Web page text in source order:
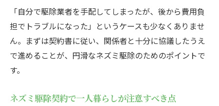
「自分で駆除業者を手配してしまったが、後から費用負
担でトラブルになった」というケースも少なくありませ
ん。まずは契約書に従い、関係者と十分に協議したうえ
で進めることが、円滑なネズミ駆除のためのポイントで
す。
ネズミ駆除契約で一人暮らしが注意すべき点